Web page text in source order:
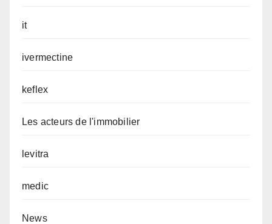
it
ivermectine
keflex
Les acteurs de l'immobilier
levitra
medic
News